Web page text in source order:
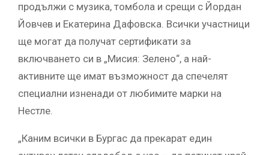
продължи с музика, томбола и срещи с Йордан
Йовчев и Екатерина Дафовска. Всички участници
ще могат да получат сертификати за
включването си в „Мисия: Зелено“, а най-
активните ще имат възможност да спечелят
специални изненади от любимите марки на
Нестле.
„Каним всички в Бургас да прекарат един